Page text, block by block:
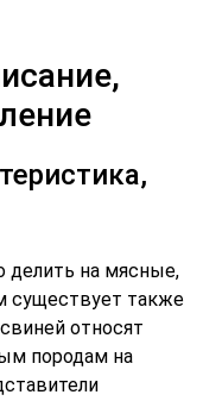
делить на мясные,
существует также
относят
породам на